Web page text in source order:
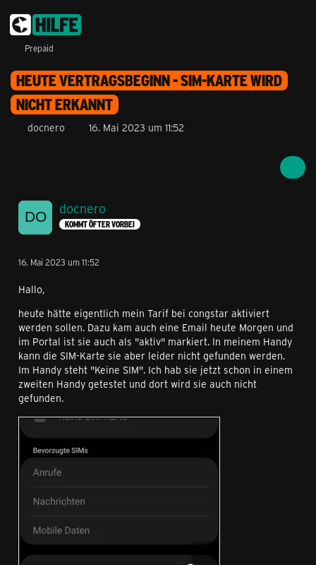
Prepaid
HEUTE VERTRAGSBEGINN - SIM-KARTE WIRD
NICHT ERKANNT
docnero 16. Mai 2023 um 11:52
docnero
KOMMT ÖFTER VORBEI
16. Mai 2023 um 11:52
Hallo,
heute hätte eigentlich mein Tarif bei congstar aktiviert
werden sollen. Dazu kam auch eine Email heute Morgen und
im Portal ist sie auch als "aktiv" markiert. In meinem Handy
kann die SIM-Karte sie aber leider nicht gefunden werden.
Im Handy steht "Keine SIM". Ich hab sie jetzt schon in einem
zweiten Handy getestet und dort wird sie auch nicht
gefunden.